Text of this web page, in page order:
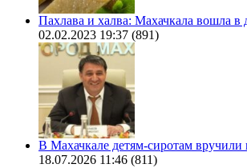
Пахлава и халва: Махачкала вошла в
02.02.2023 19:37 (891)
В Махачкале детям-сиротам
18.07.2026 11:46 (811)